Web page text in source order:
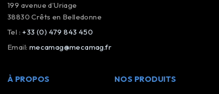
199 avenue d’Uriage
38830 Crêts en Belledonne
Tel : +33 (0) 479 843 450
Email: mecamag@mecamag.fr
À PROPOS NOS PRODUITS